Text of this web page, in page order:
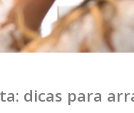
dicas para